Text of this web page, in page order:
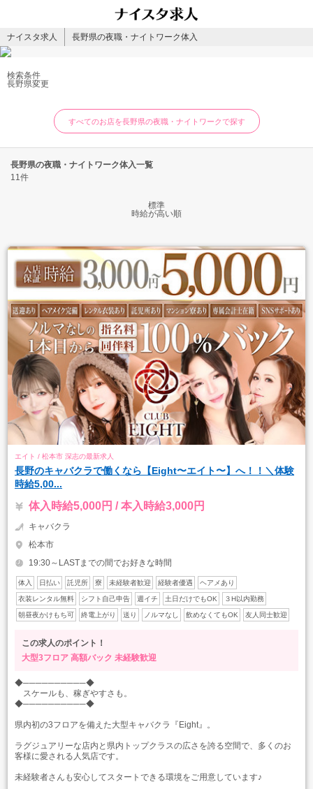
ナイスタ求人 長野県の夜職・ナイトワーク体入
検索条件
長野県変更
すべてのお店を長野県の夜職・ナイトワークで探す
長野県の夜職・ナイトワーク体入一覧
11件
標準
時給が高い順
エイト / 松本市 深志の最新求人
長野のキャバクラで働くなら【Eight〜エイト〜】へ！！＼体験
時給5,00...
体入時給5,000円 / 本入時給3,000円
キャバクラ
松本市
19:30～LASTまでの間でお好きな時間
体入 日払い 託児所 寮 未経験者歓迎 経験者優遇 ヘアメあり
衣装レンタル無料 シフト自己申告 週イチ 土日だけでもOK ３H以内勤務
朝昼夜かけもち可 終電上がり 送り ノルマなし 飲めなくてもOK 友人同士歓迎
この求人のポイント！
大型3フロア 高額バック 未経験歓迎
◆──────────◆
スケールも、稼ぎやすさも。
◆──────────◆
県内初の3フロアを備えた大型キャバクラ『Eight』。
ラグジュアリーな店内と県内トップクラスの広さを誇る空間で、多くのお
客様に愛される人気店です。
未経験者さんも安心してスタートできる環境をご用意しています♪